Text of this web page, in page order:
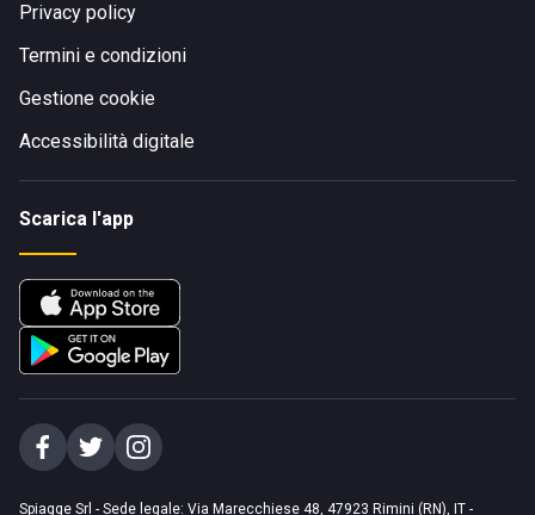
Privacy policy
Termini e condizioni
Gestione cookie
Accessibilità digitale
Scarica l'app
Spiagge Srl - Sede legale: Via Marecchiese 48, 47923 Rimini (RN), IT -